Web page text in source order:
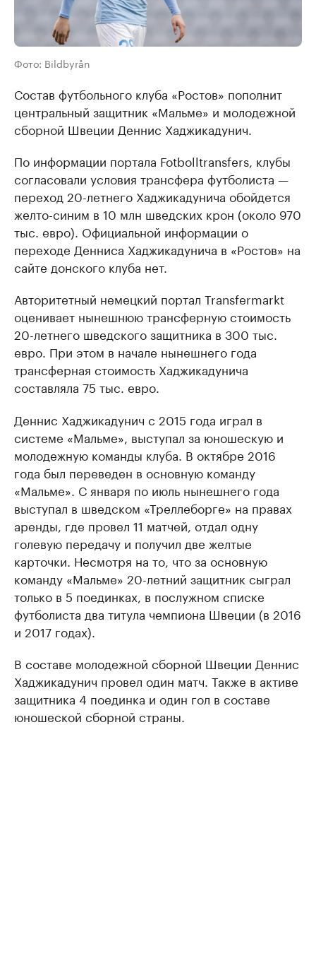
Фото: Bildbyrån
Состав футбольного клуба «Ростов» пополнит
центральный защитник «Мальме» и молодежной
сборной Швеции Деннис Хаджикадунич.
По информации портала Fotbolltransfers, клубы
согласовали условия трансфера футболиста —
переход 20-летнего Хаджикадунича обойдется
желто-синим в 10 млн шведских крон (около 970
тыс. евро). Официальной информации о
переходе Денниса Хаджикадунича в «Ростов» на
сайте донского клуба нет.
Авторитетный немецкий портал Transfermarkt
оценивает нынешнюю трансферную стоимость
20-летнего шведского защитника в 300 тыс.
евро. При этом в начале нынешнего года
трансферная стоимость Хаджикадунича
составляла 75 тыс. евро.
Деннис Хаджикадунич с 2015 года играл в
системе «Мальме», выступал за юношескую и
молодежную команды клуба. В октябре 2016
года был переведен в основную команду
«Мальме». С января по июль нынешнего года
выступал в шведском «Треллеборге» на правах
аренды, где провел 11 матчей, отдал одну
голевую передачу и получил две желтые
карточки. Несмотря на то, что за основную
команду «Мальме» 20-летний защитник сыграл
только в 5 поединках, в послужном списке
футболиста два титула чемпиона Швеции (в 2016
и 2017 годах).
В составе молодежной сборной Швеции Деннис
Хаджикадунич провел один матч. Также в активе
защитника 4 поединка и один гол в составе
юношеской сборной страны.